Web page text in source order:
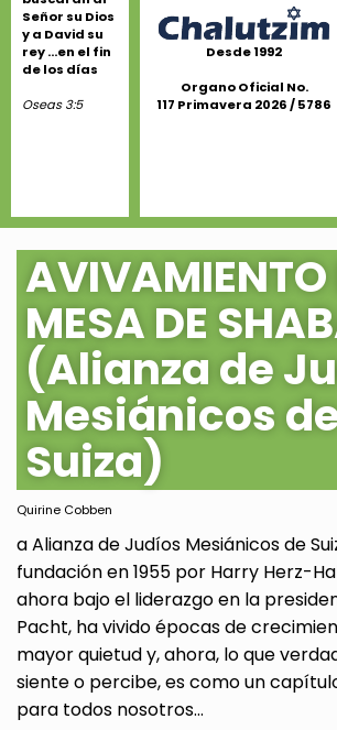
Señor su Dios
y a David su
rey ...en el fin
de los días
Oseas 3:5
Desde 1992
Organo Oficial No.
117 Primavera 2026 / 5786
AVIVAMIENTO
MESA DE
(Alianza de
Mesiánicos
Suiza)
Quirine Cobben
a Alianza de Judíos Mesiánicos de
fundación en 1955 por Harry Herz-
ahora bajo el liderazgo en la
Pacht, ha vivido épocas de
mayor quietud y, ahora, lo que
siente o percibe, es como un
para todos nosotros...